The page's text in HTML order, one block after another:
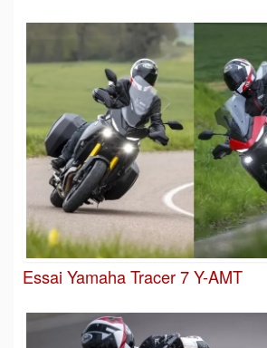
Essai Yamaha Tracer 7 Y-AMT